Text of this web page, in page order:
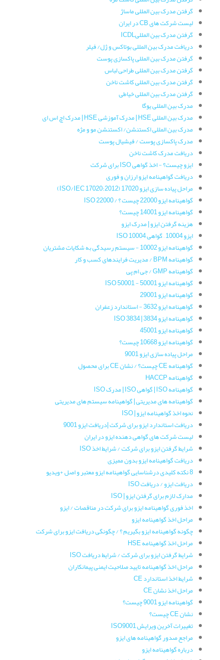
گرفتن مدرک بین المللی ماساژ
لیست شرکت های CB در ایران
گرفتن مدرک بین المللیICDL
دریافت مدرک بین المللی بوتاکس و ژل/ فیلر
گرفتن مدرک بین المللی پاکسازی پوست
گرفتن مدرک بین المللی طراحی لباس
گرفتن مدرک بین المللی کاشت ناخن
گرفتن مدرک بین المللی خیاطی
مدرک بین المللی یوگا
مدرک بین المللی HSE | مدرک آموزشی HSE | مدرک اچ اس ای
مدرک بین المللی اکستنشن/ اکستنشن مو و مژه
مدرک پاکسازی پوست / فیشیال پوست
دریافت مدرک کاشت ناخن
ایزو چیست؟ - اخذ گواهی ISO برای شرکت
دریافت گواهینامه ایزو ارزان و فوری
مراحل پیاده سازی ایزو 17020 (ISO/IEC 17020:2012)
گواهینامه ایزو 22000 چیست ؟ / ISO 22000
گواهینامه ایزو 14001 چیست؟
هزینه گرفتن ایزو | مدرک ایزو
ایزو 10004 – گواهی ISO 10004
گواهینامه‌ ایزو 10002 - سیستم رسیدگی به شکایات مشتریان
گواهینامه‌ BPM / مدیریت فرایندهای کسب و کار
گواهینامه‌ GMP / جی ام پی
گواهینامه ایزو 50001 - ISO 50001
گواهینامه‌ ایزو 29001
گواهینامه ایزو 3632 - استاندارد زعفران
گواهینامه‌ ایزو 3834 | ISO 3834
گواهینامه ایزو 45001
گواهینامه ایزو 10668 چیست؟
مراحل پیاده سازی ایزو 9001
گواهینامه CE چیست؟ / نشان CE برای محصول
گواهینامه HACCP
گواهینامه ISO | گواهی ISO | مدرک ISO
گواهینامه های مدیریتی | گواهینامه سیستم های مدیریتی
نحوه اخذ گواهینامه ایزو | ISO
دریافت استاندارد ایزو برای شرکت |دریافت ایزو 9001
لیست شرکت های گواهی دهنده ایزو در ایران
شرایط گرفتن ایزو برای شرکت / شرایط اخذ ISO
دریافت گواهینامه ایزو بدون ممیزی
8 نکته کلیدی درشناسایی گواهینامه ایزو معتبر و اصل +ویدیو
دریافت ایزو / دریافت ISO
مدارک لازم برای گرفتن ایزو | ISO
اخذ فوری گواهینامه ایزو برای شرکت در مناقصات / ایزو
مراحل اخذ گواهینامه ایزو
چگونه گواهینامه ایزو بگیریم ؟ / چگونگی دریافت ایزو برای شرکت
مراحل اخذ گواهینامه HSE
شرایط گرفتن ایزو برای شرکت / شرایط دریافت ISO
مراحل اخذ گواهینامه تایید صلاحیت ایمنی پیمانکاران
شرایط اخذ استاندارد CE
مراحل اخذ نشان CE
گواهینامه ایزو 9001 چیست؟
نشان CE چیست؟
تغییرات آخرین ویرایش ISO9001
مراجع صدور گواهینامه های ایزو
درباره گواهینامه ایزو